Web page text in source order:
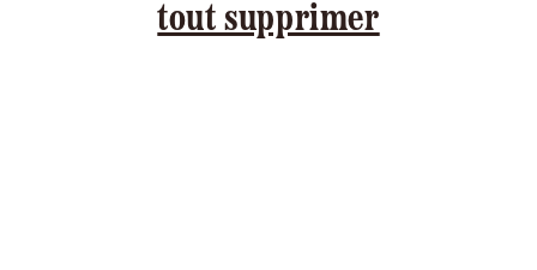
tout supprimer